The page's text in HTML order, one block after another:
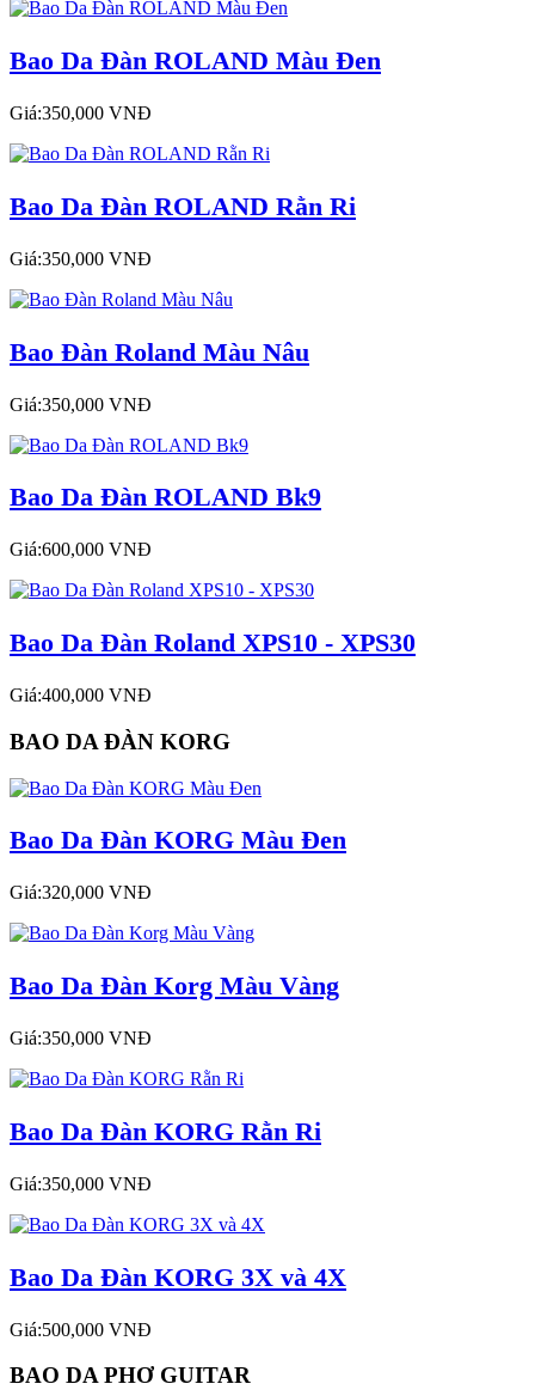
Bao Da Đàn ROLAND Màu Đen
Giá:350,000 VNĐ
Bao Da Đàn ROLAND Rằn Ri
Giá:350,000 VNĐ
Bao Đàn Roland Màu Nâu
Giá:350,000 VNĐ
Bao Da Đàn ROLAND Bk9
Giá:600,000 VNĐ
Bao Da Đàn Roland XPS10 - XPS30
Giá:400,000 VNĐ
BAO DA ĐÀN KORG
Bao Da Đàn KORG Màu Đen
Giá:320,000 VNĐ
Bao Da Đàn Korg Màu Vàng
Giá:350,000 VNĐ
Bao Da Đàn KORG Rằn Ri
Giá:350,000 VNĐ
Bao Da Đàn KORG 3X và 4X
Giá:500,000 VNĐ
BAO DA PHƠ GUITAR